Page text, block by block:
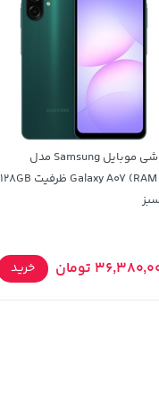
گوشی موبایل Samsung مدل
Galaxy A07 (RAM 6) ظرفیت 128GB
تومان خرید